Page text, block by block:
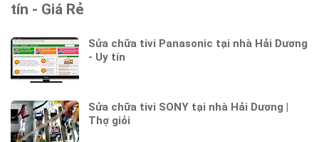
tín - Giá Rẻ
Sửa chữa tivi Panasonic tại nhà Hải Dương
- Uy tín
Sửa chữa tivi SONY tại nhà Hải Dương |
Thợ giỏi